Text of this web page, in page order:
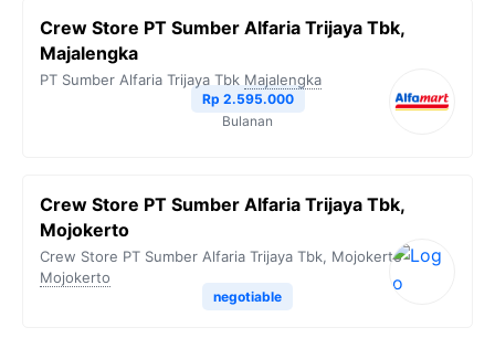
Crew Store PT Sumber Alfaria Trijaya Tbk,
Majalengka
PT Sumber Alfaria Trijaya Tbk Majalengka
Rp 2.595.000
Bulanan
Crew Store PT Sumber Alfaria Trijaya Tbk,
Mojokerto
Crew Store PT Sumber Alfaria Trijaya Tbk, Mojokerto
Mojokerto
negotiable